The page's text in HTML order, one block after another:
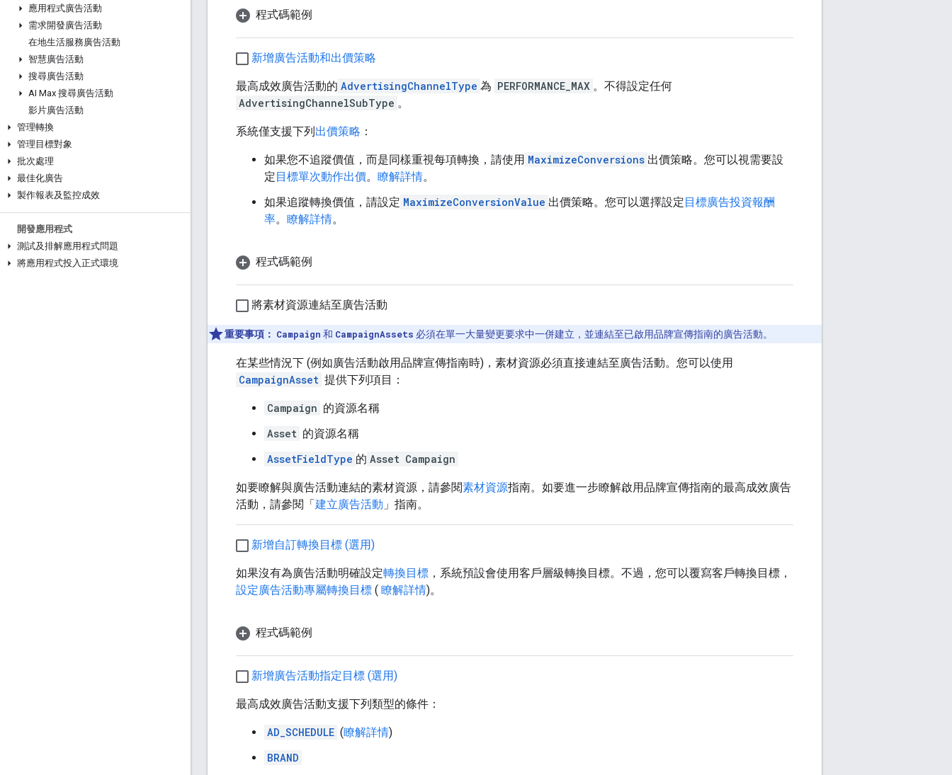
應用程式廣告活動
需求開發廣告活動
在地生活服務廣告活動
智慧廣告活動
搜尋廣告活動
AI Max 搜尋廣告活動
影片廣告活動
管理轉換
管理目標對象
批次處理
最佳化廣告
製作報表及監控成效
開發應用程式
測試及排解應用程式問題
將應用程式投入正式環境
程式碼範例
新增廣告活動和出價策略
最高成效廣告活動的 AdvertisingChannelType 為 PERFORMANCE_MAX 。不得設定任何
AdvertisingChannelSubType 。
系統僅支援下列出價策略 ：
如果您不追蹤價值，而是同樣重視每項轉換，請使用 MaximizeConversions 出價策略。您可以視需要設
定目標單次動作出價。 瞭解詳情。
如果追蹤轉換價值，請設定 MaximizeConversionValue 出價策略。您可以選擇設定目標廣告投資報酬
率。 瞭解詳情。
程式碼範例
將素材資源連結至廣告活動
重要事項： Campaign 和 CampaignAssets 必須在單一大量變更要求中一併建立，並連結至已啟用品牌宣傳指南的廣告活動。
在某些情況下 (例如廣告活動啟用品牌宣傳指南時)，素材資源必須直接連結至廣告活動。您可以使用
CampaignAsset 提供下列項目：
Campaign 的資源名稱
Asset 的資源名稱
AssetFieldType 的 Asset Campaign
如要瞭解與廣告活動連結的素材資源，請參閱素材資源指南。如要進一步瞭解啟用品牌宣傳指南的最高成效廣告
活動，請參閱「建立廣告活動 」指南。
新增自訂轉換目標 (選用)
如果沒有為廣告活動明確設定轉換目標 ，系統預設會使用客戶層級轉換目標。不過，您可以覆寫客戶轉換目標，
設定廣告活動專屬轉換目標 ( 瞭解詳情)。
程式碼範例
新增廣告活動指定目標 (選用)
最高成效廣告活動支援下列類型的條件：
AD_SCHEDULE (瞭解詳情)
BRAND